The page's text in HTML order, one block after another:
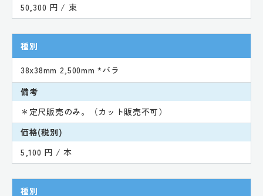
50,300 円 / 束
種別
38x38mm 2,500mm *バラ
備考
＊定尺販売のみ。（カット販売不可）
価格(税別)
5,100 円 / 本
種別